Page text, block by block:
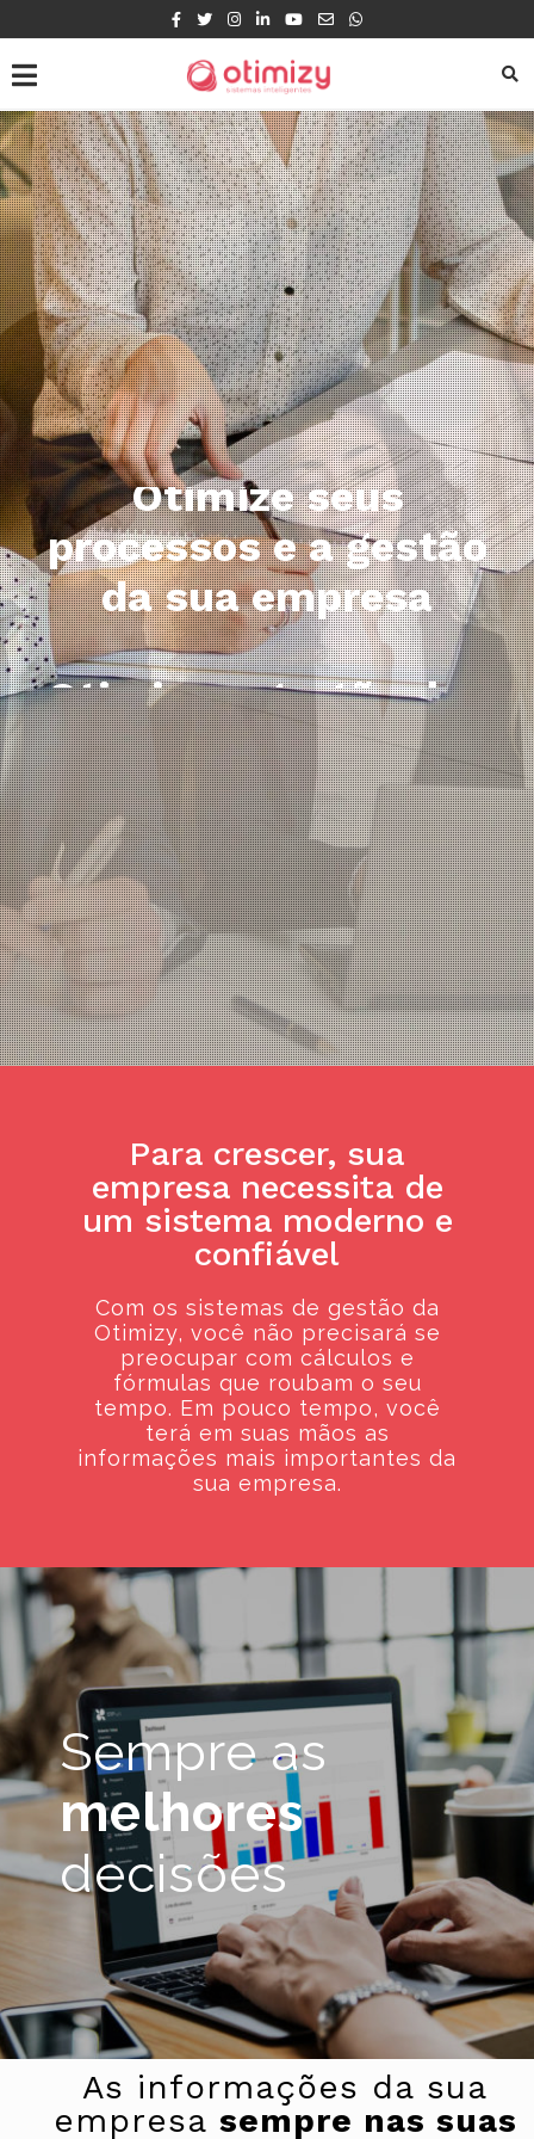
Otimize a gestão dos
documentos fiscais
Otimize e agilize a
emissão de
conhecimento
transporte
Simplesmente Otimizy
processos e a gestão
da sua empresa
Para crescer, sua
empresa necessita de
um sistema moderno e
confiável
Com os sistemas de gestão da
Otimizy, você não precisará se
preocupar com cálculos e
fórmulas que roubam o seu
tempo. Em pouco tempo, você
terá em suas mãos as
informações mais importantes da
sua empresa.
Sempre as
melhores
decisões
As informações da sua
empresa sempre nas suas